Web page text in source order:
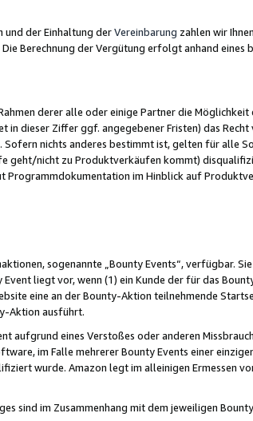
und der Einhaltung derVereinbarung zahlen wir
Berechnung der Vergütung erfolgt anhand
derer alle oder einige Partner die
in dieser Ziffer ggf. angegebener Fristen) das
nichts anderes bestimmt ist, gelten für alle
geht/nicht zu Produktverkäufen kommt)
Programmdokumentation im Hinblick auf
sogenannte „Bounty Events“, verfügbar. Sie
liegt vor, wenn (1) ein Kunde der für das
eine an der Bounty-Aktion teilnehmende
Aktion ausführt.
aufgrund eines Verstoßes oder anderen
im Falle mehrerer Bounty Events einer
wurde. Amazon legt im alleinigen Ermessen
sind im Zusammenhang mit dem jeweiligen